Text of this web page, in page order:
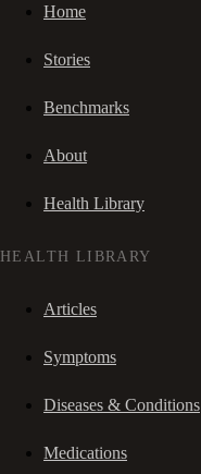
Home
Stories
Benchmarks
About
Health Library
HEALTH LIBRARY
Articles
Symptoms
Diseases & Conditions
Medications